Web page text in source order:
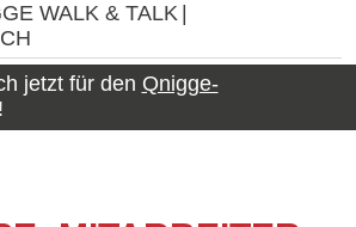
WALK & TALK
jetzt für den Qnigge-